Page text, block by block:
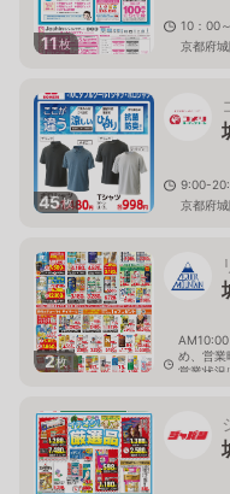
11枚
10：00
京都府
45枚
9:00-
京都府
2枚
AM10:00
め、営業
営業状況